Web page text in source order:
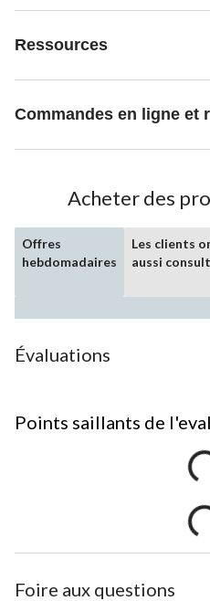
Ressources
Commandes en ligne et
Acheter des
Offres
hebdomadaires
Les clients
aussi
Évaluations
Points saillants de
Foire aux questions